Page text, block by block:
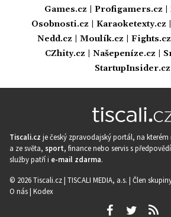
Games.cz
Profigamers.cz
Osobnosti.cz
Karaoketexty.cz
Nedd.cz
Moulík.cz Fights.cz
CZhity.cz
Našepeníze.cz
StartupInsider.cz
Tiscali.cz je český zpravodajský portál, na kterém
a ze světa, sport, finance nebo servis s
služby patří i e-mail zdarma.
© 2026 Tiscali.cz | TISCALI MEDIA, a.s. | Člen
O nás| Kodex